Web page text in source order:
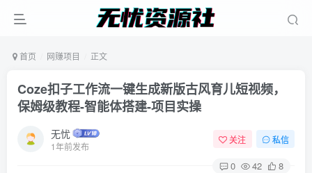
首页 网赚项目 正文
Coze扣子工作流一键生成新版古风育儿短视频，
保姆级教程-智能体搭建-项目实操
无忧
1年前发布
关注 私信
0 42 8